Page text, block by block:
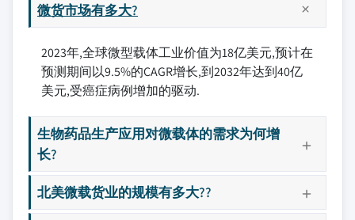
微货市场有多大?
2023年,全球微型载体工业价值为18亿美元,预计在
预测期间以9.5%的CAGR增长,到2032年达到40亿
美元,受癌症病例增加的驱动.
生物药品生产应用对微载体的需求为何增
长?
北美微载货业的规模有多大??